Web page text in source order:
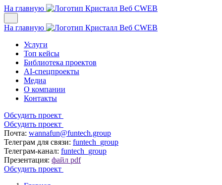
На главную
На главную
Услуги
Топ кейсы
Библиотека проектов
AI-спецпроекты
Медиа
О компании
Контакты
Обсудить проект
Обсудить проект
Почта: wannafun@funtech.group
Телеграм для связи: funtech_group
Телеграм-канал: funtech_group
Презентация: файл pdf
Обсудить проект